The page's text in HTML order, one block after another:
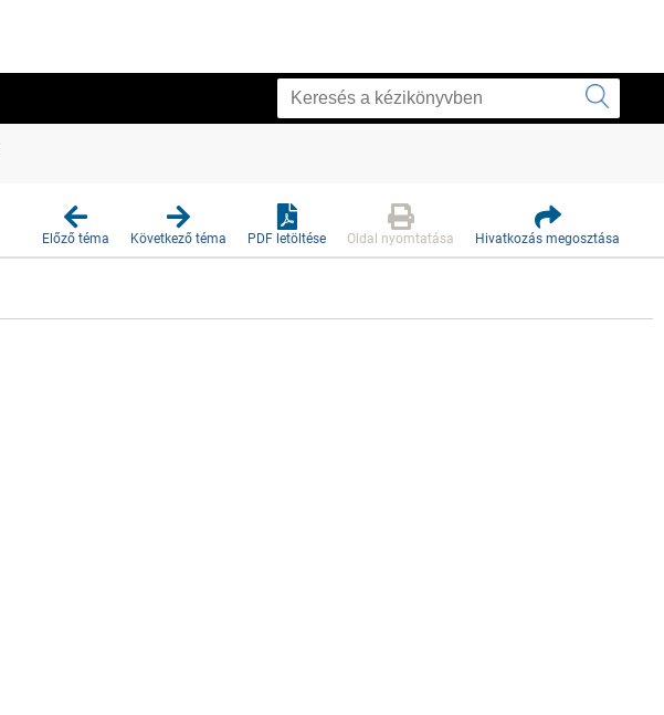
Előző téma Következő téma PDF letöltése Oldal nyomtatása Hivatkozás megosztása